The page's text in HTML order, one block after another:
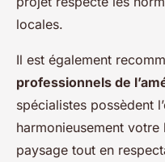
locales.
Il est également
professionnels de
spécialistes possèdent
harmonieusement
paysage tout en